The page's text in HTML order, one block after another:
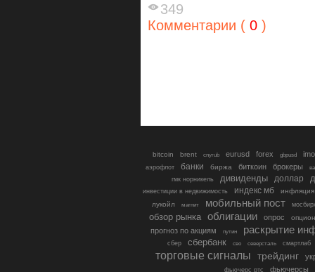
349
Комментарии ( 0 )
bitcoin brent cnyrub eurusd forex gbpusd
аэрофлот банки биржа биткоин брокеры
гмк норникель
дивиденды доллар
инвестиции в недвижимость индекс мб
инфляция
лукойл
магнит мобильный пост
обзор рынка облигации опрос
прогноз по акциям путин раскрытие
сбер сбербанк сво северсталь смартлаб
торговые сигналы трейдинг
фьючерс ртс фьючерсы